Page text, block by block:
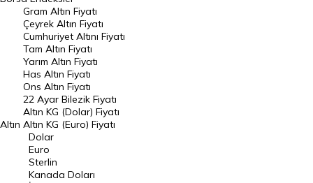
Raporlar
Endeksler
DÖVİZ
Döviz Kuru
Dolar Kuru
Euro Kuru
Pound Kuru
Frank Kuru
Altın
Gram Altın Fiyatı
Çeyrek Altın Fiyatı
Cumhuriyet Altını Fiyatı
Tam Altın Fiyatı
Yarım Altın Fiyatı
Has Altın Fiyatı
Ons Altın Fiyatı
22 Ayar Bilezik Fiyatı
Altın KG (Dolar) Fiyatı
Altın KG (Euro) Fiyatı
Dolar
Euro
Sterlin
Kanada Doları